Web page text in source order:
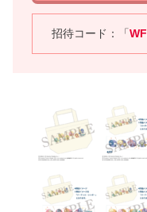
招待コード：「